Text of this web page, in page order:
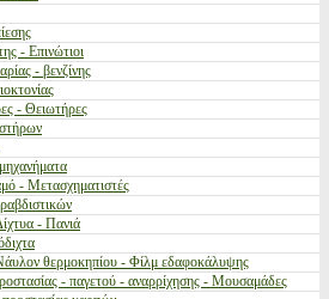
- Επινώτιοι
- βενζίνης
- Θειωτήρες
- Μετασχηματιστές
- Πανιά
θερμοκηπίου - Φίλμ εδαφοκάλυψης
- παγετού - αναρρίχησης - Μουσαμάδες